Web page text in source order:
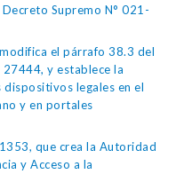
Supremo N° 021-
el párrafo 38.3 del
y establece la
legales en el
y en portales
que crea la Autoridad
y Acceso a la